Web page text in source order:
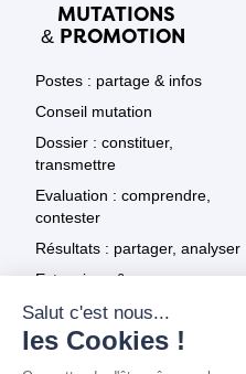
MUTATIONS
& PROMOTION
Postes : partage & infos
Conseil mutation
Dossier : constituer,
transmettre
Evaluation : comprendre,
contester
Résultats : partager, analyser
Extensions & recours
Promotion : textes
Promotion : résultats